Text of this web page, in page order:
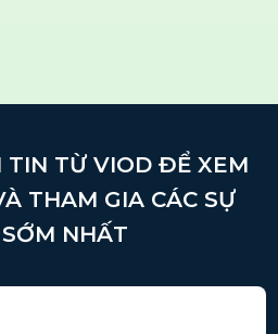
TỪ VIOD ĐỂ XEM
THAM GIA CÁC SỰ
NHẤT